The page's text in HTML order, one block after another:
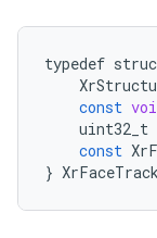
typedef
const
uint32_t
const
}